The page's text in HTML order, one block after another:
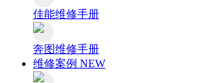
佳能维修手册
奔图维修手册
维修案例 NEW